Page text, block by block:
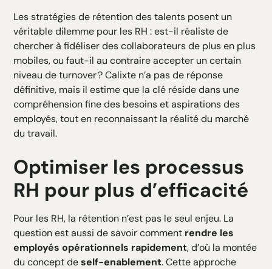
Les stratégies de rétention des talents posent un
véritable dilemme pour les RH : est-il réaliste de
chercher à fidéliser des collaborateurs de plus en plus
mobiles, ou faut-il au contraire accepter un certain
niveau de turnover ? Calixte n’a pas de réponse
définitive, mais il estime que la clé réside dans une
compréhension fine des besoins et aspirations des
employés, tout en reconnaissant la réalité du marché
du travail.
Optimiser les processus
RH pour plus d’efficacité
Pour les RH, la rétention n’est pas le seul enjeu. La
question est aussi de savoir comment rendre les
employés opérationnels rapidement, d’où la montée
du concept deself-enablement. Cette approche